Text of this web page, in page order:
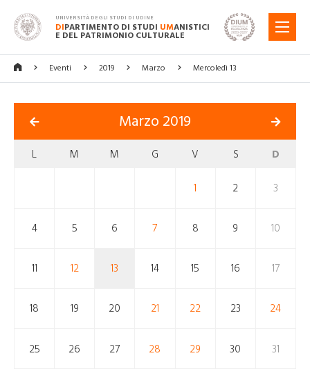
UNIVERSITÀ DEGLI STUDI DI UDINE
DIPARTIMENTO DI STUDI UMANISTICI
E DEL PATRIMONIO CULTURALE
MENU
Eventi 2019 Marzo Mercoledì 13
Marzo 2019
L M M G V S D
1 2 3
4 5 6 7 8 9 10
11 12 13 14 15 16 17
18 19 20 21 22 23 24
25 26 27 28 29 30 31